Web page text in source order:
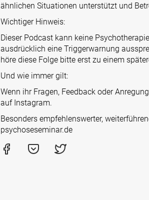
ähnlichen Situationen unterstützt und
Wichtiger Hinweis:
Dieser Podcast kann keine
ausdrücklich eine Triggerwarnung
höre diese Folge bitte erst zu einem
Und wie immer gilt:
Wenn ihr Fragen, Feedback oder
auf Instagram.
Besonders empfehlenswerter,
psychoseseminar.de